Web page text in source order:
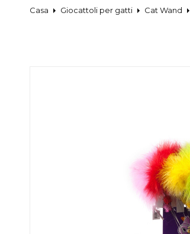
Casa Giocattoli per gatti Cat Wand